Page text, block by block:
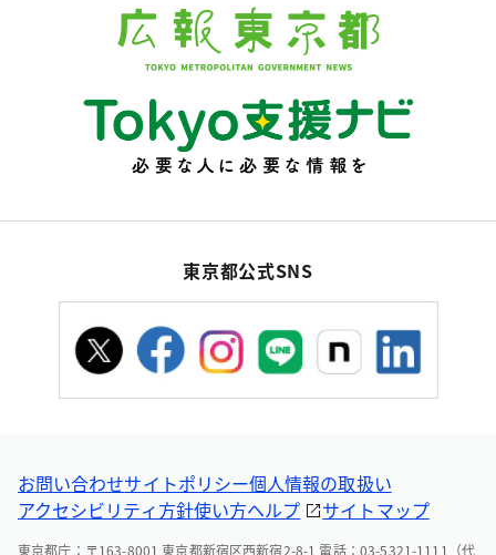
東京都公式SNS
お問い合わせサイトポリシー個人情報の取扱い
アクセシビリティ方針使い方ヘルプ サイトマップ
東京都庁：〒163-8001 東京都新宿区西新宿2-8-1 電話：03-5321-1111（代